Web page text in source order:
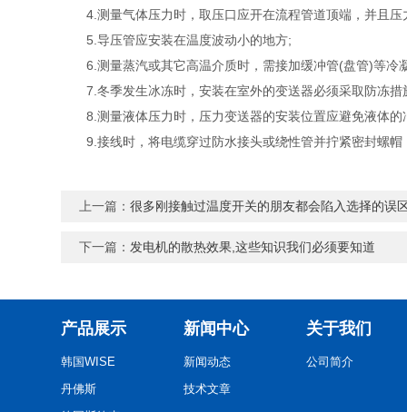
4.测量气体压力时，取压口应开在流程管道顶端，并且压
5.导压管应安装在温度波动小的地方;
6.测量蒸汽或其它高温介质时，需接加缓冲管(盘管)等冷
7.冬季发生冰冻时，安装在室外的变送器必须采取防冻措
8.测量液体压力时，压力变送器的安装位置应避免液体的
9.接线时，将电缆穿过防水接头或绕性管并拧紧密封螺帽
上一篇：很多刚接触过温度开关的朋友都会陷入选择的误
下一篇： 发电机的散热效果,这些知识我们必须要知道
产品展示
韩国WISE
丹佛斯
新闻中心
新闻动态
技术文章
关于我们
公司简介